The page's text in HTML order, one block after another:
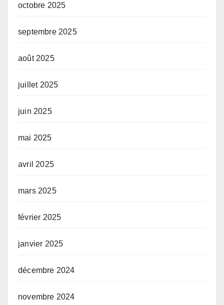
octobre 2025
septembre 2025
août 2025
juillet 2025
juin 2025
mai 2025
avril 2025
mars 2025
février 2025
janvier 2025
décembre 2024
novembre 2024